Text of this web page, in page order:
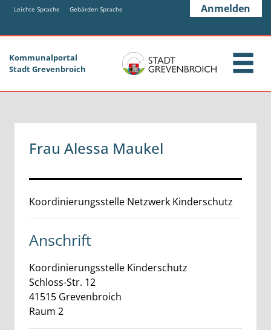
Zum Hauptinhalt springen
Zum Header
Zum Hauptinhalt
Zum Footer
Leichte Sprache Gebärden Sprache Anmelden
Kommunalportal
Stadt Grevenbroich
Frau Alessa Maukel
Beschreibung
Koordinierungsstelle Netzwerk Kinderschutz
Anschrift
Koordinierungsstelle Kinderschutz
Schloss-Str. 12
41515 Grevenbroich
Raum 2